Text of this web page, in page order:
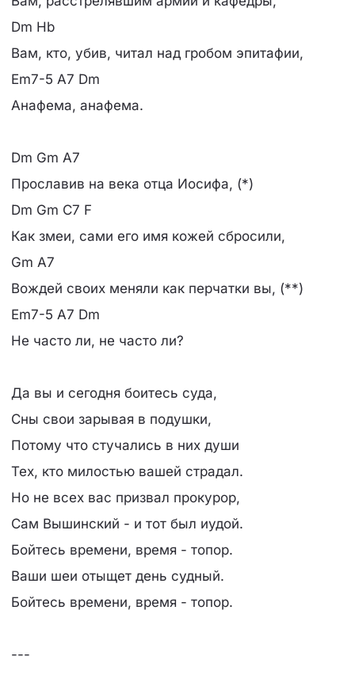
Dm Hb
Вам, кто, убив, читал над гробом эпитафии,
Em7-5 A7 Dm
Анафема, анафема.
Dm Gm A7
Прославив на века отца Иосифа, (*)
Dm Gm C7 F
Как змеи, сами его имя кожей сбросили,
Gm A7
Вождей своих меняли как перчатки вы, (**)
Em7-5 A7 Dm
Не часто ли, не часто ли?
Да вы и сегодня боитесь суда,
Сны свои зарывая в подушки,
Потому что стучались в них души
Тех, кто милостью вашей страдал.
Но не всех вас призвал прокурор,
Сам Вышинский - и тот был иудой.
Бойтесь времени, время - топор.
Ваши шеи отыщет день судный.
Бойтесь времени, время - топор.
---